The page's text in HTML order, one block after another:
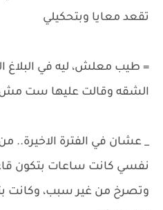
تقعد معايا وبتحكيلي
= طيب معلش، ليه في
الشقه وقالت عليها ست
_ عشان في الفترة
نفسي كانت ساعات بتكون
وتصرخ من غير سبب، وكانت